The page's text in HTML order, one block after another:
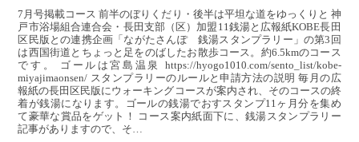
7月号掲載コース 前半のぼりくだり・後半は平坦な道をゆっくりと 神
戸市浴場組合連合会・長田支部（区）加盟11銭湯と広報紙KOBE長田
区民版との連携企画「ながたさんぽ 銭湯スタンプラリー」の第3回
は西国街道とちょっと足をのばしたお散歩コース。約6.5kmのコース
です。 ゴールは宮島温泉 https://hyogo1010.com/sento_list/kobe-
miyajimaonsen/ スタンプラリーのルールと申請方法の説明 毎月の広
報紙の長田区民版にウォーキングコースが案内され、そのコースの終
着が銭湯になります。ゴールの銭湯でおすスタンプ11ヶ月分を集め
て豪華な賞品をゲット！ コース案内紙面下に、銭湯スタンプラリー
記事がありますので、そ…